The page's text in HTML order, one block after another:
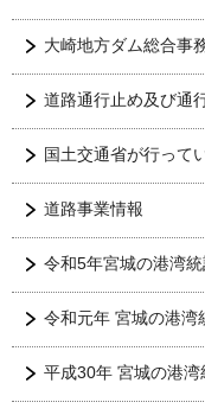
大崎地方ダム総合事
道路通行止め及び通
国土交通省が行って
道路事業情報
令和5年宮城の港湾
令和元年 宮城の港湾
平成30年 宮城の港湾